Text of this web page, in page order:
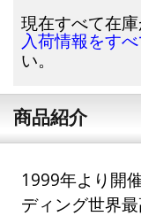
現在すべて在庫
入荷情報をす
い。
商品紹介
1999年より開
ディング世界